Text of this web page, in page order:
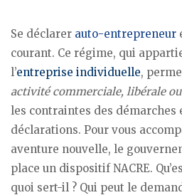
Se déclarer auto-entrepreneur
courant. Ce régime, qui
l’entreprise individuelle,
activité commerciale, libérale
les contraintes des démarches
déclarations. Pour vous
aventure nouvelle, le
place un dispositif NACRE.
quoi sert-il ? Qui peut le